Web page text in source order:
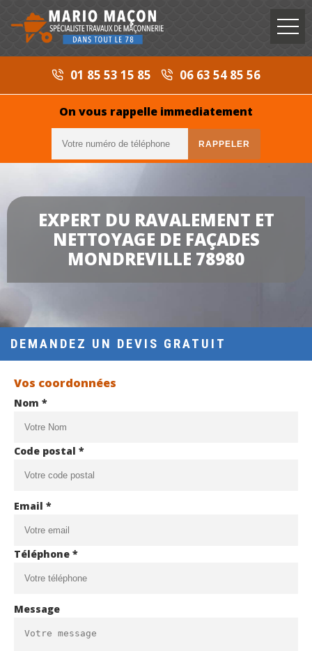
01 85 53 15 85 06 63 54 85 56
On vous rappelle immediatement
EXPERT DU RAVALEMENT ET
NETTOYAGE DE FAÇADES
MONDREVILLE 78980
DEMANDEZ UN DEVIS GRATUIT
Vos coordonnées
Nom *
Code postal *
Email *
Téléphone *
Message